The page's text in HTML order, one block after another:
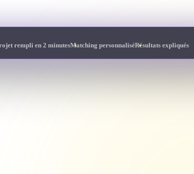
rempli en 2 minutesMatching personnaliséRésultats expliqués